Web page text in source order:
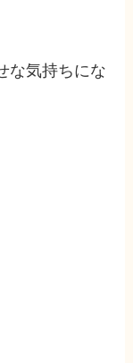
な気持ちにな